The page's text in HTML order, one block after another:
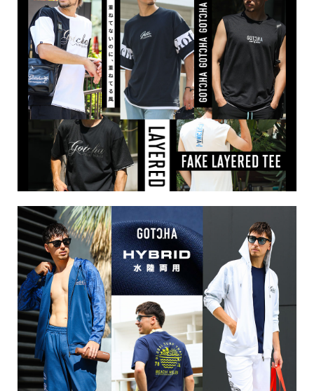
キーワードから探す
search
価格から探す
円 ～ 円
並び順
カテゴリ